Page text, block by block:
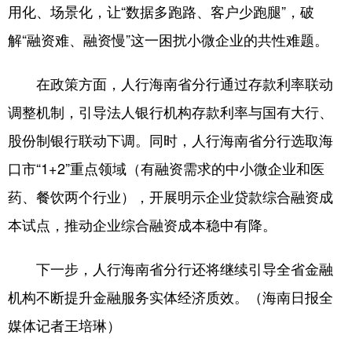
用化、场景化，让“数据多跑路、客户少跑腿”，破
解“融资难、融资慢”这一困扰小微企业的共性难题。
在政策方面，人行海南省分行通过存款利率联动
调整机制，引导法人银行机构存款利率与国有大行、
股份制银行联动下调。同时，人行海南省分行选取海
口市“1+2”重点领域（有融资需求的中小微企业和医
药、餐饮两个行业），开展明示企业贷款综合融资成
本试点，推动企业综合融资成本稳中有降。
下一步，人行海南省分行还将继续引导全省金融
机构不断提升金融服务实体经济质效。（海南日报全
媒体记者王培琳）